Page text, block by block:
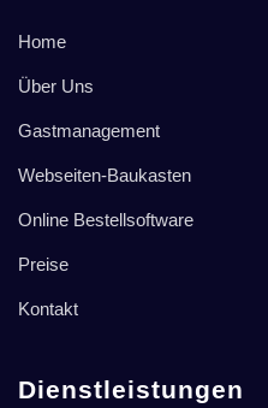
Home
Über Uns
Gastmanagement
Webseiten-Baukasten
Online Bestellsoftware
Preise
Kontakt
Dienstleistungen